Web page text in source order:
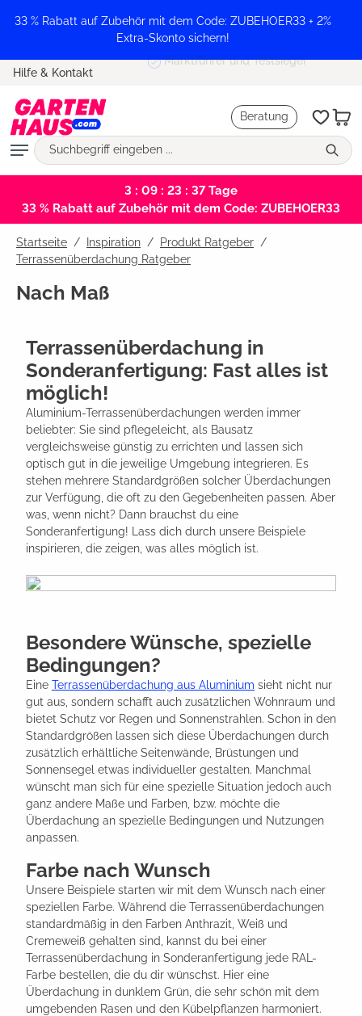
springen
33 % Rabatt auf Zubehör mit dem Code: ZUBEHOER33 + 2%
Extra-Skonto sichern!
Hilfe & Kontakt Marktführer und Testsieger
Beratung
3 : 09 : 23 : 36Tage
33 % Rabatt auf Zubehör mit dem Code: ZUBEHOER33
Startseite Inspiration / Produkt Ratgeber /
Terrassenüberdachung Ratgeber
Nach Maß
Terrassenüberdachung in
Sonderanfertigung: Fast alles ist
möglich!
Aluminium-Terrassenüberdachungen werden immer
beliebter: Sie sind pflegeleicht, als Bausatz
vergleichsweise günstig zu errichten und lassen sich
optisch gut in die jeweilige Umgebung integrieren. Es
stehen mehrere Standardgrößen solcher Überdachungen
zur Verfügung, die oft zu den Gegebenheiten passen. Aber
was, wenn nicht? Dann brauchst du eine
Sonderanfertigung! Lass dich durch unsere Beispiele
inspirieren, die zeigen, was alles möglich ist.
Besondere Wünsche, spezielle
Bedingungen?
Eine Terrassenüberdachung aus Aluminium sieht nicht nur
gut aus, sondern schafft auch zusätzlichen Wohnraum und
bietet Schutz vor Regen und Sonnenstrahlen. Schon in den
Standardgrößen lassen sich diese Überdachungen durch
zusätzlich erhältliche Seitenwände, Brüstungen und
Sonnensegel etwas individueller gestalten. Manchmal
wünscht man sich für eine spezielle Situation jedoch auch
ganz andere Maße und Farben, bzw. möchte die
Überdachung an spezielle Bedingungen und Nutzungen
anpassen.
Farbe nach Wunsch
Unsere Beispiele starten wir mit dem Wunsch nach einer
speziellen Farbe. Während die Terrassenüberdachungen
standardmäßig in den Farben Anthrazit, Weiß und
Cremeweiß gehalten sind, kannst du bei einer
Terrassenüberdachung in Sonderanfertigung jede RAL-
Farbe bestellen, die du dir wünschst. Hier eine
Überdachung in dunklem Grün, die sehr schön mit dem
umgebenden Rasen und den Kübelpflanzen harmoniert.